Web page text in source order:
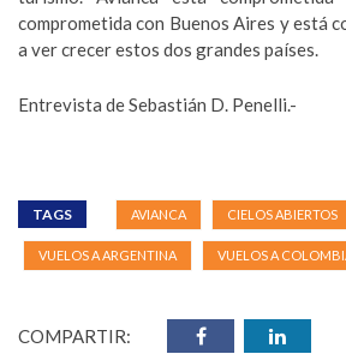
comprometida con Buenos Aires y está
a ver crecer estos dos grandes países.
Entrevista de Sebastián D. Penelli.-
TAGS AVIANCA CIELOS ABIERTOS
VUELOS A ARGENTINA VUELOS A
COMPARTIR: